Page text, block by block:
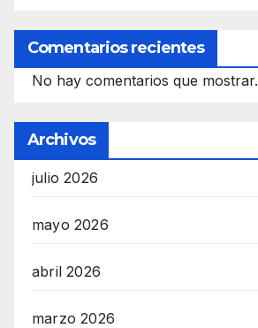
Comentarios recientes
No hay comentarios que mostrar.
Archivos
julio 2026
mayo 2026
abril 2026
marzo 2026